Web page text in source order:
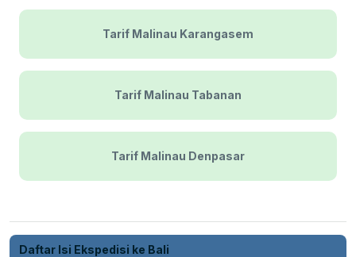
Tarif Malinau Karangasem
Tarif Malinau Tabanan
Tarif Malinau Denpasar
Daftar Isi Ekspedisi ke Bali